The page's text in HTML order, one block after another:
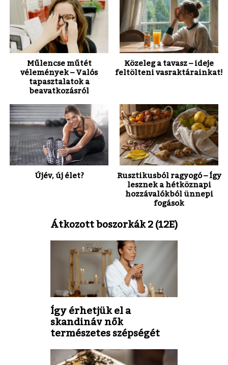
Műlencse műtét
vélemények – Valós
tapasztalatok a
beavatkozásról
Közeleg a tavasz – ideje
feltölteni vasraktárainkat!
Újév, új élet?
Rusztikusból ragyogó – Így
lesznek a hétköznapi
hozzávalókból ünnepi
fogások
Átkozott boszorkák 2 (12E)
Így érhetjük el a
skandináv nők
természetes szépségét